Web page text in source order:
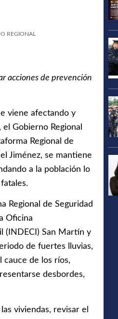
REGIONAL
acciones de prevención
viene afectando y
Gobierno Regional
Regional de
Jiménez, se mantiene
a la población lo
Regional de Seguridad
Oficina
(INDECI) San Martín y
de fuertes lluvias,
cauce de los ríos,
desbordes,
viviendas, revisar el